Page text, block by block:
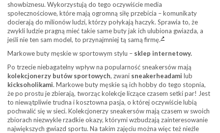
showbiznesu. Wykorzystują do tego oczywiście media
społecznościowe, które mają ogromną siłę przebicia – komunikaty
docierają do milionów ludzi, którzy połykają haczyk. Sprawia to, że
zwykli ludzie pragną mieć takie same buty jak ich ulubiona gwiazda, a
jeśli nie ten sam model, to przynajmniej tą samą firmę.
Markowe buty męskie w sportowym stylu – sklep internetowy.
Po trzecie niebagatelny wpływ na popularność sneakersów mają
kolekcjonerzy butów sportowych, zwani sneakerheadami lub
kicksoholikami. Markowe buty męskie są ich hobby do tego stopnia,
że po prostu je zbierają, tworząc kolekcje liczące czasem setki par! Jest
to niewątpliwie trudna i kosztowna pasja, o której oczywiście lubią
pochwalić się w sieci. Kolekcjonerzy sneakersów mają czasem w swoich
zbiorach niezwykle rzadkie okazy, którymi wzbudzają zainteresowanie
największych gwiazd sportu. Na takim zajęciu można więc też nieźle